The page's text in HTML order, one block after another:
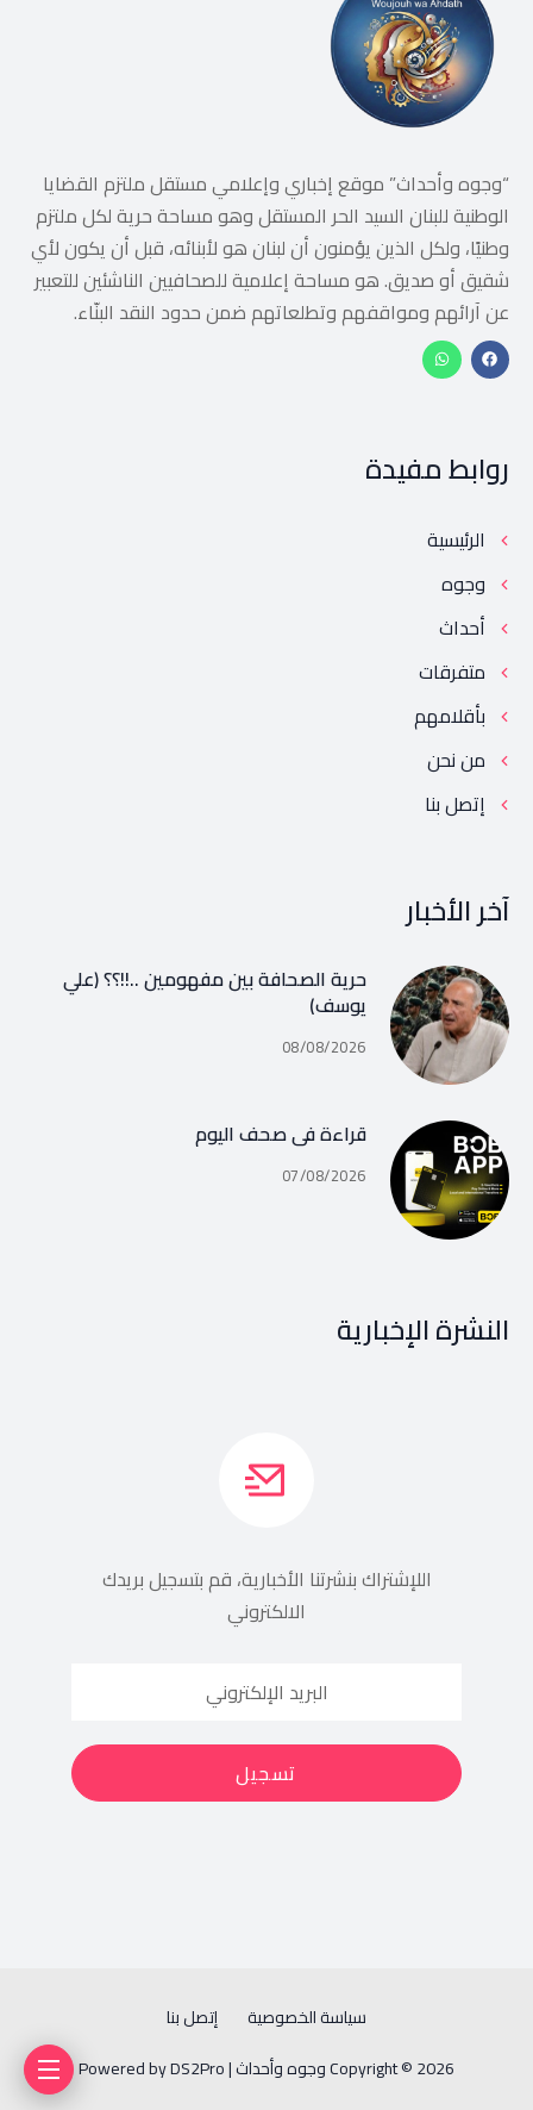
“وجوه وأحداث” موقع إخباري وإعلامي مستقل ملتزم القضايا
الوطنية للبنان السيد الحر المستقل وهو مساحة حرية لكل ملتزم
وطنيًا، ولكل الذين يؤمنون أن لبنان هو لأبنائه، قبل أن يكون لأي
شقيق أو صديق. هو مساحة إعلامية للصحافيين الناشئين للتعبير
عن آرائهم ومواقفهم وتطلعاتهم ضمن حدود النقد البنّاء.
روابط مفيدة
الرئيسية
وجوه
أحداث
متفرقات
بأقلامهم
من نحن
إتصل بنا
آخر الأخبار
حرية الصحافة بين مفهومين ..!!؟؟ (علي
يوسف)
08/08/2026
قراءة في صحف اليوم
07/08/2026
النشرة الإخبارية
اللإشتراك بنشرتنا الأخبارية، قم بتسجيل بريدك
الالكتروني
سياسة الخصوصية
إتصل بنا
Copyright © 2026 وجوه وأحداث | Powered by DS2Pro